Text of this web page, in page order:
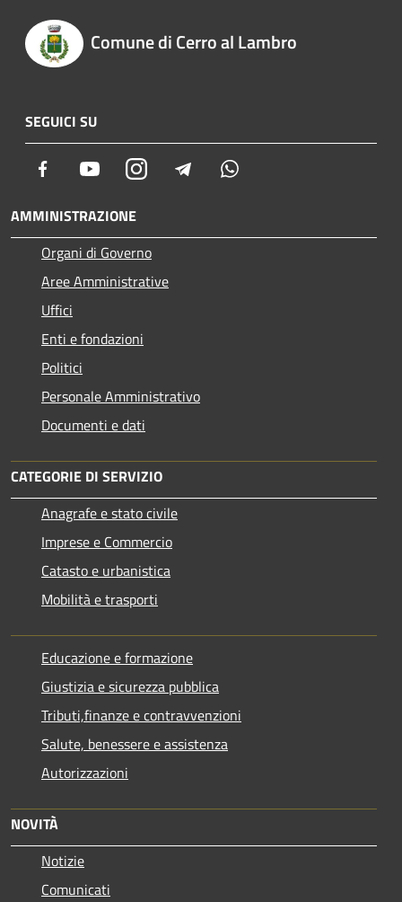
Comune di Cerro al Lambro
SEGUICI SU
Facebook YoutubeInstagram Telegram
AMMINISTRAZIONE
Organi di Governo
Aree Amministrative
Uffici
Enti e fondazioni
Politici
Personale Amministrativo
Documenti e dati
CATEGORIE DI SERVIZIO
Anagrafe e stato civile
Imprese e Commercio
Catasto e urbanistica
Mobilità e trasporti
Educazione e formazione
Giustizia e sicurezza pubblica
Tributi,finanze e contravvenzioni
Salute, benessere e assistenza
Autorizzazioni
NOVITÀ
Notizie
Comunicati